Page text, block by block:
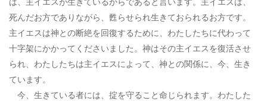
死んだお方でありながら、甦らせられ生きておられるお方です。
主イエスは神との断絶を回復するために、わたしたちに代わって
十字架にかかってくださいました。神はその主イエスを復活させ
られ、わたしたちは主イエスによって、神との関係に、今、生き
ています。
今、生きている者には、掟を守ること命じられます。わたした